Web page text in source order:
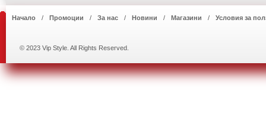
Начало Промоции За нас Новини Магазини Условия за
© 2023 Vip Style. All Rights Reserved.